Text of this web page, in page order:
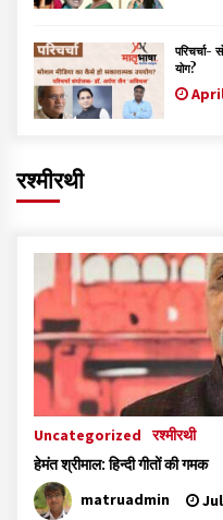
परिचर्चा-
योग?
रश्मीरथी
Uncategorized
रश्मीरथी
हेमंत श्रीमाल: हिन्दी गीतों की गमक
matruadmin